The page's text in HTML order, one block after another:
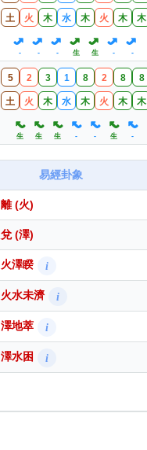
土 火 木 水 木 火 木 木
- - - 生 生 - -
5 2 3 1 8 2 8 8
土 火 木 水 木 火 木 木
生 生 生 - - 生 -
易經卦象
離 (火)
兌 (澤)
火澤睽 i
火水未濟 i
澤地萃 i
澤水困 i